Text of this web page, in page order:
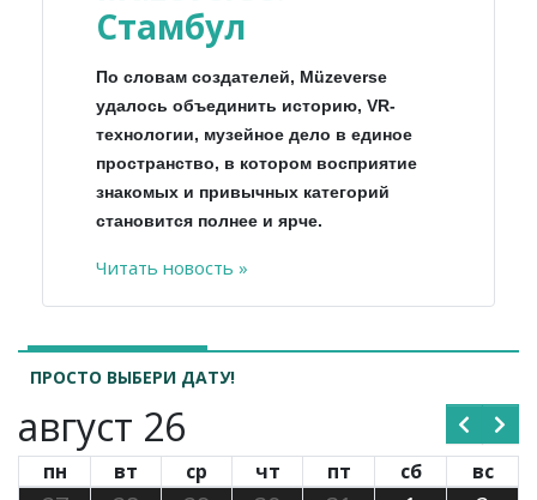
Стамбул
По словам создателей, Müzeverse
удалось объединить историю, VR-
технологии, музейное дело в единое
пространство, в котором восприятие
знакомых и привычных категорий
становится полнее и ярче.
Читать новость »
ПРОСТО ВЫБЕРИ ДАТУ!
август 26
пн вт ср чт пт сб вс